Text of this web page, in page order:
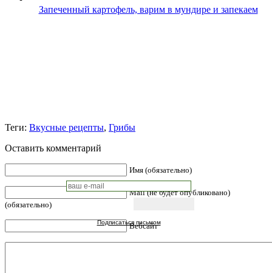
Запеченный картофель, варим в мундире и запекаем
Подписаться письмом
Теги: Вкусные рецепты, Грибы
Оставить комментарий
Имя (обязательно)
Mail (не будет опубликовано)
(обязательно)
Вебсайт